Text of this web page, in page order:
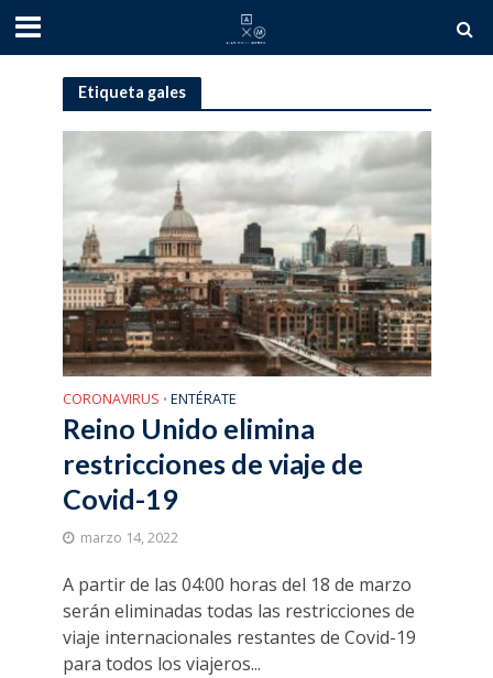
Etiqueta gales
CORONAVIRUS • ENTÉRATE
Reino Unido elimina
restricciones de viaje de
Covid-19
marzo 14, 2022
A partir de las 04:00 horas del 18 de marzo
serán eliminadas todas las restricciones de
viaje internacionales restantes de Covid-19
para todos los viajeros...